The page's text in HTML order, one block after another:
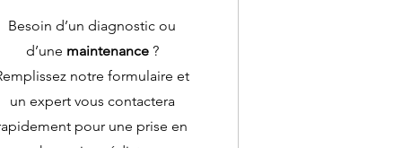
Besoin d’un diagnostic ou
d’une maintenance?
notre formulaire et
un expert vous contactera
pour une prise en